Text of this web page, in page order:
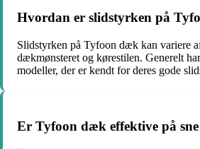
Hvordan er slidstyrken på
Slidstyrken på Tyfoon dæk kan variere
dækmønsteret og kørestilen. Generelt
modeller, der er kendt for deres gode
Er Tyfoon dæk effektive på sne